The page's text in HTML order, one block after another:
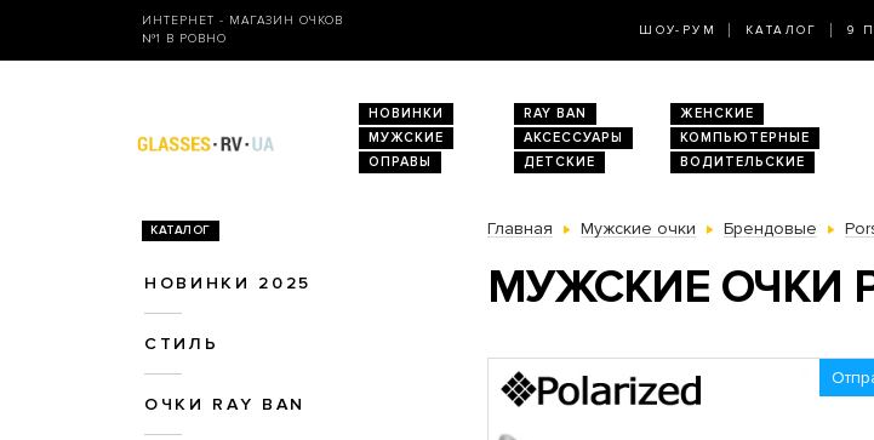
ИНТЕРНЕТ - МАГАЗИН ОЧКОВ
№1 В РОВНО
ШОУ-РУМ КАТАЛОГ 9
НОВИНКИ RAY BAN
ЖЕНСКИЕ
МУЖСКИЕ
АКСЕССУАРЫ
КОМПЬЮТЕРНЫЕ
ОПРАВЫ
ДЕТСКИЕ ВОДИТЕЛЬСКИЕ
КАТАЛОГ
НОВИНКИ 2025
СТИЛЬ
ОЧКИ RAY BAN
Главная Мужские очки Брендовые
МУЖСКИЕ ОЧКИ